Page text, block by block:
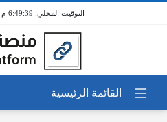
6:49:39 م / 9 أغسطس 2026